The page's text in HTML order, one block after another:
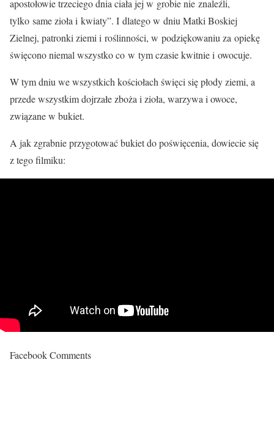
apostołowie trzeciego dnia ciała jej w grobie nie znaleźli,
tylko same zioła i kwiaty”. I dlatego w dniu Matki Boskiej
Zielnej, patronki ziemi i roślinności, w podziękowaniu za opiekę
święcono niemal wszystko co w tym czasie kwitnie i owocuje.
W tym dniu we wszystkich kościołach święci się płody ziemi, a
przede wszystkim dojrzałe zboża i zioła, warzywa i owoce,
związane w bukiet.
A jak zgrabnie przygotować bukiet do poświęcenia, dowiecie się
z tego filmiku:
Facebook Comments